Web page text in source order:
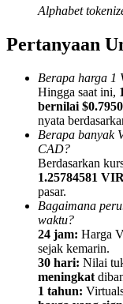
Referensi
Undang teman
Deposit CASHCAT
Alphabet
Pertanyaan
Berapa harga
Hingga saat ini,
bernilai
nyata
Berapa banyak
CAD?
Berdasarkan
1.25784581
pasar.
Bagaimana
waktu?
24 jam: Harga
sejak kemarin.
30 hari: Nilai
meningkat
1 tahun: